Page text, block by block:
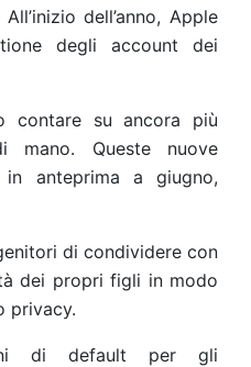
dell’anno, Apple
degli account dei
contare su ancora più
mano. Queste
nuove
in anteprima a giugno,
di condividere con
dei propri figli in modo
privacy.
di default per gli